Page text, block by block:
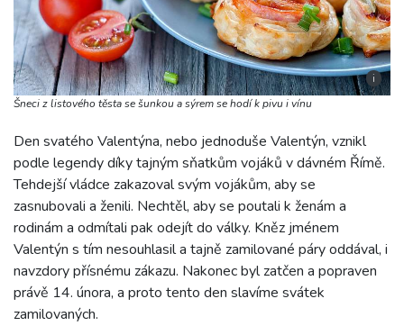
i
Šneci z listového těsta se šunkou a sýrem se hodí k pivu i vínu
Den svatého Valentýna, nebo jednoduše Valentýn, vznikl
podle legendy díky tajným sňatkům vojáků v dávném Římě.
Tehdejší vládce zakazoval svým vojákům, aby se
zasnubovali a ženili. Nechtěl, aby se poutali k ženám a
rodinám a odmítali pak odejít do války. Kněz jménem
Valentýn s tím nesouhlasil a tajně zamilované páry oddával, i
navzdory přísnému zákazu. Nakonec byl zatčen a popraven
právě 14. února, a proto tento den slavíme svátek
zamilovaných.